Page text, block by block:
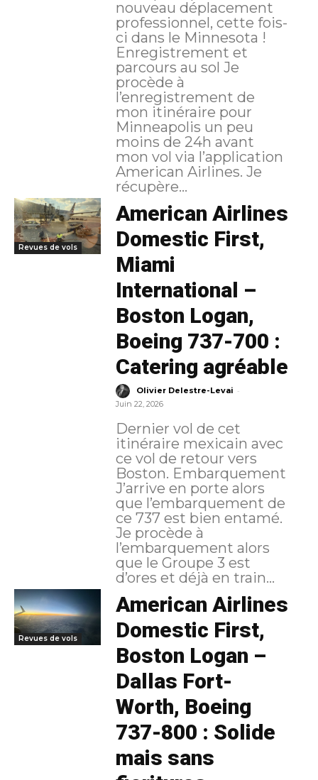
nouveau déplacement
professionnel, cette fois-
ci dans le Minnesota !
Enregistrement et
parcours au sol Je
procède à
l’enregistrement de
mon itinéraire pour
Minneapolis un peu
moins de 24h avant
mon vol via l’application
American Airlines. Je
récupère...
Revues de vols
American Airlines
Domestic First,
Miami
International –
Boston Logan,
Boeing 737-700 :
Catering agréable
Olivier Delestre-Levai -
Juin 22, 2026
Dernier vol de cet
itinéraire mexicain avec
ce vol de retour vers
Boston. Embarquement
J’arrive en porte alors
que l’embarquement de
ce 737 est bien entamé.
Je procède à
l’embarquement alors
que le Groupe 3 est
d’ores et déjà en train...
Revues de vols
American Airlines
Domestic First,
Boston Logan –
Dallas Fort-
Worth, Boeing
737-800 : Solide
mais sans